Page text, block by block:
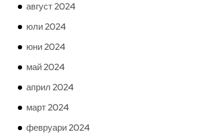
август 2024
юли 2024
юни 2024
май 2024
април 2024
март 2024
февруари 2024